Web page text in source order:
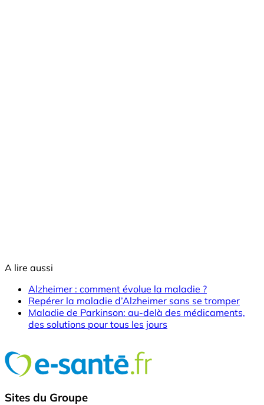
A lire aussi
Alzheimer : comment évolue la maladie ?
Repérer la maladie d’Alzheimer sans se tromper
Maladie de Parkinson: au-delà des médicaments,
des solutions pour tous les jours
Sites du Groupe